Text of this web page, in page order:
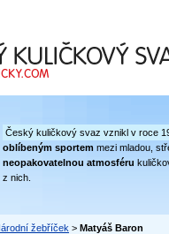
svaz
Český kuličkový svaz vznikl v roce
oblíbeným sportem mezi mladou,
neopakovatelnou atmosféru
z nich.
žebříček > Matyáš Baron